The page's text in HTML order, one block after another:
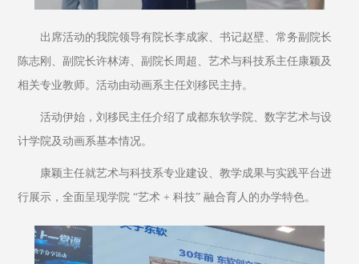
出席活动的我院领导有院长李成家、书记赵壁、常务副院长
陈志刚、副院长许林涛、副院长周超、艺术与科技系主任康颖及
相关专业教师。活动由动画系主任刘移民主持。
活动伊始，刘移民主任介绍了成都东软学院、数字艺术与设
计学院及动画系基本情况。
康颖主任就艺术与科技系专业建设、教学成果与实践平台进
行展示，全面呈现学院 “艺术 + 科技” 融合育人的办学特色。